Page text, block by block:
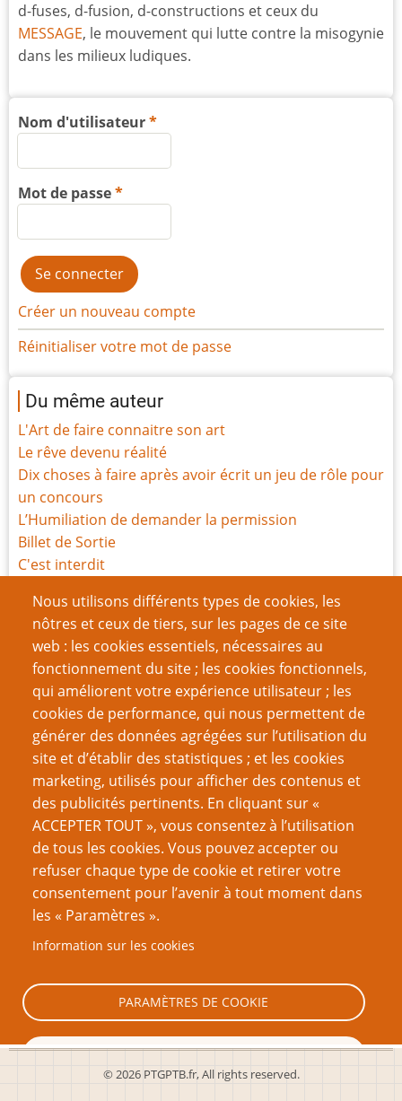
Nous utilisons différents types de cookies, les
nôtres et ceux de tiers, sur les pages de ce site
web : les cookies essentiels, nécessaires au
fonctionnement du site ; les cookies fonctionnels,
qui améliorent votre expérience utilisateur ; les
cookies de performance, qui nous permettent de
générer des données agrégées sur l’utilisation du
site et d’établir des statistiques ; et les cookies
marketing, utilisés pour afficher des contenus et
des publicités pertinents. En cliquant sur «
ACCEPTER TOUT », vous consentez à l’utilisation
de tous les cookies. Vous pouvez accepter ou
refuser chaque type de cookie et retirer votre
consentement pour l’avenir à tout moment dans
les « Paramètres ».
Information sur les cookies
PARAMÈTRES DE COOKIE
TOUT REFUSER
d-fuses, d-fusion, d-constructions et ceux du
MESSAGE, le mouvement qui lutte contre la misogynie
dans les milieux ludiques.
Nom d'utilisateur
Mot de passe
Créer un nouveau compte
Réinitialiser votre mot de passe
Du même auteur
L'Art de faire connaitre son art
Le rêve devenu réalité
Dix choses à faire après avoir écrit un jeu de rôle pour
un concours
L’Humiliation de demander la permission
Billet de Sortie
C'est interdit
Les chiens m’ont appris tout ce que je sais (sur les
jeux)
Il n'y a pas d'apocalypse : le JdR Pacific Rim à l'arrache
Tout est Affamé
Pagination
Page
précédente
‹‹ 3
Page
suivante
››
VOUS AIMEREZ AUSSI
Le modèle MDE : Mécanismes, Dynamiques et
Esthétique
Le Genre englobe la création
La mort rend le jeu plus intéressant
Utiliser les jeux pour promouvoir l’empathie et
La difficulté dans les jeux vidéo
© 2026 PTGPTB.fr, All rights reserved.